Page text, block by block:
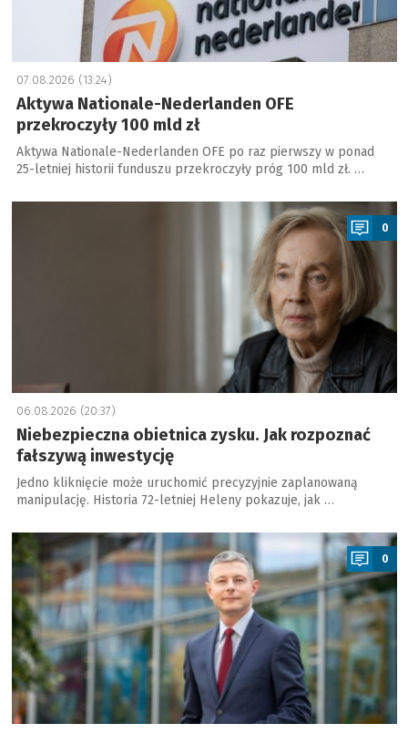
07.08.2026 (13:24)
Aktywa Nationale-Nederlanden OFE
przekroczyły 100 mld zł
Aktywa Nationale-Nederlanden OFE po raz pierwszy w ponad
25-letniej historii funduszu przekroczyły próg 100 mld zł. …
a
0
06.08.2026 (20:37)
Niebezpieczna obietnica zysku. Jak rozpoznać
fałszywą inwestycję
Jedno kliknięcie może uruchomić precyzyjnie zaplanowaną
manipulację. Historia 72-letniej Heleny pokazuje, jak …
a
0